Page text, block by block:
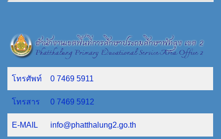
โทรศัพท์ 0 7469 5911
โทรสาร 0 7469 5912
E-MAIL info@phatthalung2.go.th